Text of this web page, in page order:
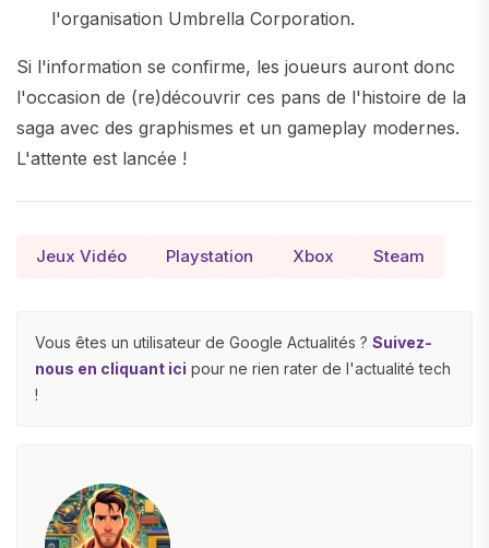
l'organisation Umbrella Corporation.
Si l'information se confirme, les joueurs auront donc
l'occasion de (re)découvrir ces pans de l'histoire de la
saga avec des graphismes et un gameplay modernes.
L'attente est lancée !
Jeux Vidéo Playstation Xbox Steam
Vous êtes un utilisateur de Google Actualités ? Suivez-
nous en cliquant ici pour ne rien rater de l'actualité tech
!